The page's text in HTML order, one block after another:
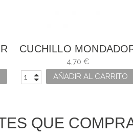
CUCHILLO
C/ SIERRA SWISS
CLASSIC ROSA
4,70 €
AÑADIR AL CARRITO
QUE